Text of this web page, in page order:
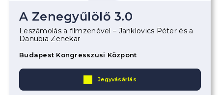
A Zenegyűlölő 3.0
Leszámolás a filmzenével – Janklovics Péter és a
Danubia Zenekar
Budapest Kongresszusi Központ
Jegyvásárlás